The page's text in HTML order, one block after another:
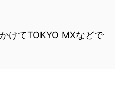
けてTOKYO MXなどで